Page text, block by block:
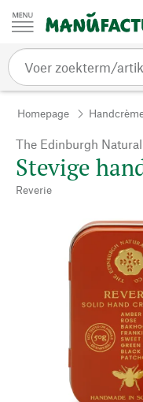
Passer au contenu
Homepage
The Edinburgh
Stevige
Reverie